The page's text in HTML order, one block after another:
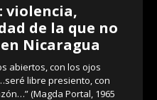
violencia,
de la que no
Nicaragua
abiertos, con los ojos
libre presiento, con
(Magda Portal, 1965